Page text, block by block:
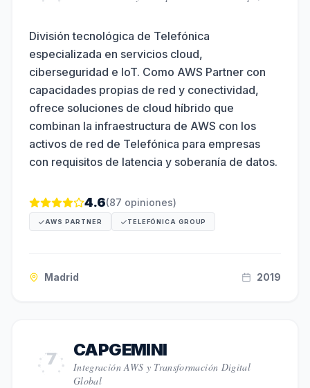
División tecnológica de Telefónica
especializada en servicios cloud,
ciberseguridad e IoT. Como AWS Partner con
capacidades propias de red y conectividad,
ofrece soluciones de cloud híbrido que
combinan la infraestructura de AWS con los
activos de red de Telefónica para empresas
con requisitos de latencia y soberanía de datos.
4.6(87 opiniones)
AWS PARTNER TELEFÓNICA GROUP
Madrid 2019
7 CAPGEMINI
Integración AWS y Transformación Digital
Global